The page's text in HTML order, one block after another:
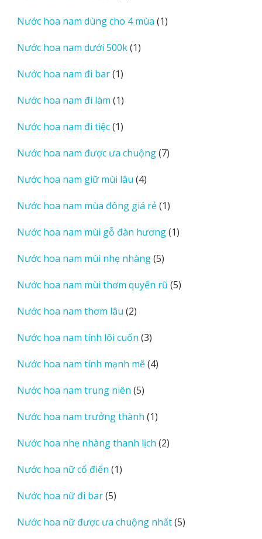
phẩm
Nước hoa nam dùng cho 4 mùa 11
Nước hoa nam dưới 500k 11
Nước hoa nam đi bar 11
phẩm
Nước hoa nam đi làm 11
phẩm
Nước hoa nam đi tiệc 11
phẩm
Nước hoa nam được ưa chuộng 77
Nước hoa nam giữ mùi lâu 44
phẩm
Nước hoa nam mùa đông giá rẻ 11
phẩm
Nước hoa nam mùi gỗ đàn hương 11
Nước hoa nam mùi nhẹ nhàng 55
phẩm
Nước hoa nam mùi thơm quyến rũ 55
Nước hoa nam thơm lâu 22
phẩm
Nước hoa nam tính lôi cuốn 33
phẩm
Nước hoa nam tính mạnh mẽ 44
Nước hoa nam trung niên 55
phẩm
Nước hoa nam trưởng thành 11
phẩm
Nước hoa nhẹ nhàng thanh lịch 22
Nước hoa nữ cổ điển 11
Nước hoa nữ đi bar 55
phẩm
Nước hoa nữ được ưa chuộng nhất 55